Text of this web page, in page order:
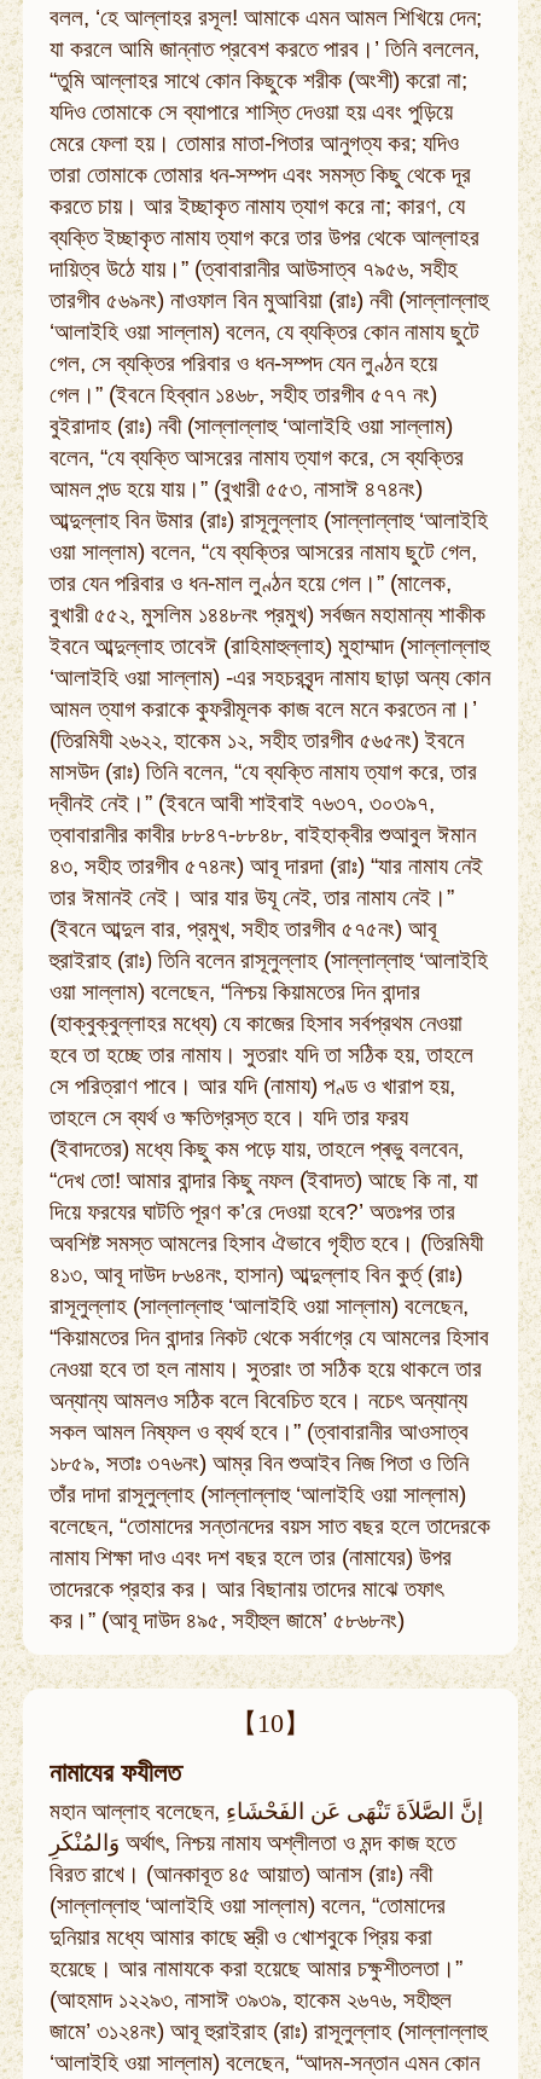
বলল, ‘হে আল্লাহর রসূল! আমাকে এমন আমল শিখিয়ে দেন;
যা করলে আমি জান্নাত প্রবেশ করতে পারব।’ তিনি বললেন,
“তুমি আল্লাহর সাথে কোন কিছুকে শরীক (অংশী) করো না;
যদিও তোমাকে সে ব্যাপারে শাস্তি দেওয়া হয় এবং পুড়িয়ে
মেরে ফেলা হয়। তোমার মাতা-পিতার আনুগত্য কর; যদিও
তারা তোমাকে তোমার ধন-সম্পদ এবং সমস্ত কিছু থেকে দূর
করতে চায়। আর ইচ্ছাকৃত নামায ত্যাগ করে না; কারণ, যে
ব্যক্তি ইচ্ছাকৃত নামায ত্যাগ করে তার উপর থেকে আল্লাহর
দায়িত্ব উঠে যায়।” (ত্বাবারানীর আউসাত্ব ৭৯৫৬, সহীহ
তারগীব ৫৬৯নং) নাওফাল বিন মুআবিয়া (রাঃ) নবী (সাল্লাল্লাহু
‘আলাইহি ওয়া সাল্লাম) বলেন, যে ব্যক্তির কোন নামায ছুটে
গেল, সে ব্যক্তির পরিবার ও ধন-সম্পদ যেন লুণ্ঠন হয়ে
গেল।” (ইবনে হিব্বান ১৪৬৮, সহীহ তারগীব ৫৭৭ নং)
বুইরাদাহ (রাঃ) নবী (সাল্লাল্লাহু ‘আলাইহি ওয়া সাল্লাম)
বলেন, “যে ব্যক্তি আসরের নামায ত্যাগ করে, সে ব্যক্তির
আমল পন্ড হয়ে যায়।” (বুখারী ৫৫৩, নাসাঈ ৪৭৪নং)
আব্দুল্লাহ বিন উমার (রাঃ) রাসূলুল্লাহ (সাল্লাল্লাহু ‘আলাইহি
ওয়া সাল্লাম) বলেন, “যে ব্যক্তির আসরের নামায ছুটে গেল,
তার যেন পরিবার ও ধন-মাল লুণ্ঠন হয়ে গেল।” (মালেক,
বুখারী ৫৫২, মুসলিম ১৪৪৮নং প্রমুখ) সর্বজন মহামান্য শাকীক
ইবনে আব্দুল্লাহ তাবেঈ (রাহিমাহুল্লাহ) মুহাম্মাদ (সাল্লাল্লাহু
‘আলাইহি ওয়া সাল্লাম) -এর সহচরবৃন্দ নামায ছাড়া অন্য কোন
আমল ত্যাগ করাকে কুফরীমূলক কাজ বলে মনে করতেন না।’
(তিরমিযী ২৬২২, হাকেম ১২, সহীহ তারগীব ৫৬৫নং) ইবনে
মাসউদ (রাঃ) তিনি বলেন, “যে ব্যক্তি নামায ত্যাগ করে, তার
দ্বীনই নেই।” (ইবনে আবী শাইবাই ৭৬৩৭, ৩০৩৯৭,
ত্বাবারানীর কাবীর ৮৮৪৭-৮৮৪৮, বাইহাক্বীর শুআবুল ঈমান
৪৩, সহীহ তারগীব ৫৭৪নং) আবূ দারদা (রাঃ) “যার নামায নেই
তার ঈমানই নেই। আর যার উযূ নেই, তার নামায নেই।”
(ইবনে আব্দুল বার, প্রমুখ, সহীহ তারগীব ৫৭৫নং) আবূ
হুরাইরাহ (রাঃ) তিনি বলেন রাসূলুল্লাহ (সাল্লাল্লাহু ‘আলাইহি
ওয়া সাল্লাম) বলেছেন, “নিশ্চয় কিয়ামতের দিন বান্দার
(হাক্বুক্বুল্লাহর মধ্যে) যে কাজের হিসাব সর্বপ্রথম নেওয়া
হবে তা হচ্ছে তার নামায। সুতরাং যদি তা সঠিক হয়, তাহলে
সে পরিত্রাণ পাবে। আর যদি (নামায) পণ্ড ও খারাপ হয়,
তাহলে সে ব্যর্থ ও ক্ষতিগ্রস্ত হবে। যদি তার ফরয
(ইবাদতের) মধ্যে কিছু কম পড়ে যায়, তাহলে প্ৰভু বলবেন,
“দেখ তো! আমার বান্দার কিছু নফল (ইবাদত) আছে কি না, যা
দিয়ে ফরযের ঘাটতি পূরণ ক’রে দেওয়া হবে?’ অতঃপর তার
অবশিষ্ট সমস্ত আমলের হিসাব ঐভাবে গৃহীত হবে। (তিরমিযী
৪১৩, আবূ দাউদ ৮৬৪নং, হাসান) আব্দুল্লাহ বিন কুর্ত্‌ (রাঃ)
রাসূলুল্লাহ (সাল্লাল্লাহু ‘আলাইহি ওয়া সাল্লাম) বলেছেন,
“কিয়ামতের দিন বান্দার নিকট থেকে সর্বাগ্রে যে আমলের হিসাব
নেওয়া হবে তা হল নামায। সুতরাং তা সঠিক হয়ে থাকলে তার
অন্যান্য আমলও সঠিক বলে বিবেচিত হবে। নচেৎ অন্যান্য
সকল আমল নিষ্ফল ও ব্যর্থ হবে।” (ত্বাবারানীর আওসাত্ব
১৮৫৯, সতাঃ ৩৭৬নং) আম্‌র বিন শুআইব নিজ পিতা ও তিনি
তাঁর দাদা রাসূলুল্লাহ (সাল্লাল্লাহু ‘আলাইহি ওয়া সাল্লাম)
বলেছেন, “তোমাদের সন্তানদের বয়স সাত বছর হলে তাদেরকে
নামায শিক্ষা দাও এবং দশ বছর হলে তার (নামাযের) উপর
তাদেরকে প্রহার কর। আর বিছানায় তাদের মাঝে তফাৎ
কর।” (আবূ দাউদ ৪৯৫, সহীহুল জামে’ ৫৮৬৮নং)
【10】
নামাযের ফযীলত
মহান আল্লাহ বলেছেন, إنَّ الصَّلاَةَ تَنْهَى عَن الفَحْشَاءِ
وَالمُنْكَرِ অর্থাৎ, নিশ্চয় নামায অশ্লীলতা ও মন্দ কাজ হতে
বিরত রাখে। (আনকাবূত ৪৫ আয়াত) আনাস (রাঃ) নবী
(সাল্লাল্লাহু ‘আলাইহি ওয়া সাল্লাম) বলেন, “তোমাদের
দুনিয়ার মধ্যে আমার কাছে স্ত্রী ও খোশবুকে প্রিয় করা
হয়েছে। আর নামাযকে করা হয়েছে আমার চক্ষুশীতলতা।”
(আহমাদ ১২২৯৩, নাসাঈ ৩৯৩৯, হাকেম ২৬৭৬, সহীহুল
জামে’ ৩১২৪নং) আবূ হুরাইরাহ (রাঃ) রাসূলুল্লাহ (সাল্লাল্লাহু
‘আলাইহি ওয়া সাল্লাম) বলেছেন, “আদম-সন্তান এমন কোন